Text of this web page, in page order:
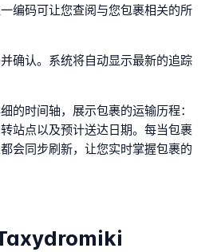
编码可让您查阅与您包裹相关的所
确认。系统将自动显示最新的追踪
的时间轴，展示包裹的运输历程：
站点以及预计送达日期。每当包裹
会同步刷新，让您实时掌握包裹的